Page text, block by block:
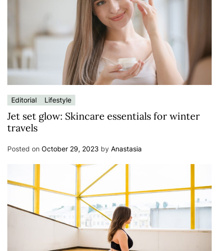
Editorial Lifestyle
Jet set glow: Skincare essentials for winter
travels
Posted on October 29, 2023 by Anastasia